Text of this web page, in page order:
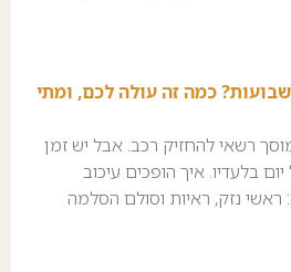
כמה זה עולה לכם, ומתי
רשאי להחזיק רכב. אבל יש זמן
בלעדיו. איך הופכים עיכוב
נזק, ראיות וסולם הסלמה